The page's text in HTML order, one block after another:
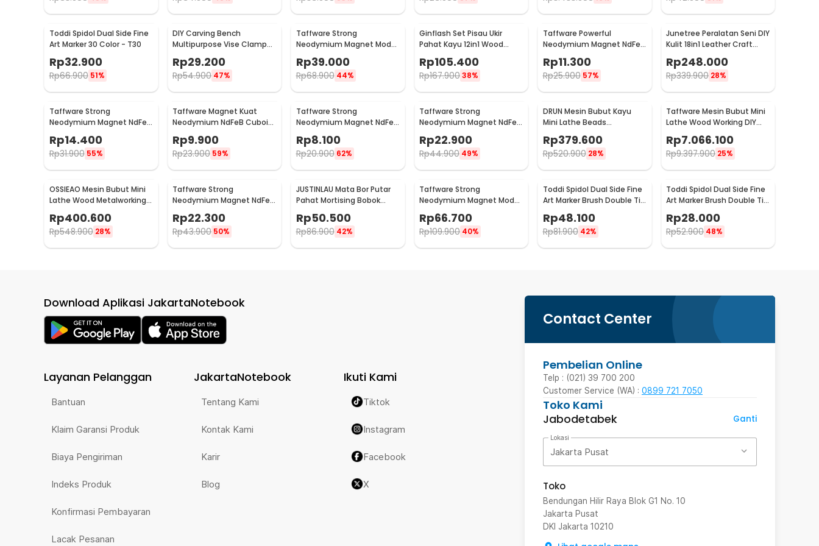
Toddi Spidol Dual Side Fine
Art Marker 30 Color - T30
Rp32.900
Rp66.900 51%
DIY Carving Bench
Multipurpose Vise Clamp
- 1267
Rp29.200
Rp54.900 47%
Taffware Strong
Neodymium Magnet Model
Bulat 48mm 85-90kg - TN6
Rp39.000
Rp68.900 44%
Ginflash Set Pisau Ukir
Pahat Kayu 12in1 Wood
Rp105.400
Rp167.90038%
Taffware Powerful
Neodymium Magnet NdFeB
N25 50 PCS - MG01
Rp11.300
Rp25.900 57%
Junetree Peralatan Seni DIY
Kulit 18in1 Leather Craft
Stitching Sewing - WA134
Rp248.000
Rp339.900 28%
Taffware Strong
Neodymium Magnet NdFeB
5 PCS - D21
Rp14.400
Rp31.900 55%
Taffware Magnet Kuat
Neodymium NdFeB Cuboid
Rp9.900
Rp23.900 59%
Taffware Strong
Neodymium Magnet NdFeB
N24 5x5x5mm 20 PCS -
F001699
Rp8.100
Rp20.900 62%
Taffware Strong
Neodymium Magnet NdFeB
F001699
Rp22.900
Rp44.900 49%
DRUN Mesin Bubut Kayu
Mini Lathe Beads
Woodworking 150W - X707
Rp379.600
Rp520.900 28%
Taffware Mesin Bubut Mini
Lathe Wood Working DIY
550W - MX0618
Rp7.066.100
Rp9.397.900 25%
OSSIEAO Mesin Bubut Mini
Lathe Wood Metalworking
DIY 80W - HS001
Rp400.600
Rp548.900 28%
Taffware Strong
Neodymium Magnet NdFeB
N25 10x3mm 30 PCS - D21
Rp22.300
Rp43.900 50%
JUSTINLAU Mata Bor Putar
Pahat Mortising Bobok
Rp50.500
Rp86.900 42%
Taffware Strong
Neodymium Magnet Model
Hook Bulat 48mm 80kg -
LNM48-3
Rp66.700
Rp109.900 40%
Toddi Spidol Dual Side Fine
Art Marker Brush Double Tip
1.0mm 6.0mm 48 Warna -
CY-006
Rp48.100
Rp81.900 42%
Toddi Spidol Dual Side Fine
Art Marker Brush Double Tip
1.0mm 6.0mm 24 Warna -
CY-006
Rp28.000
Rp52.900 48%
Contact Center
Pembelian Online
Telp : (021) 39 700 200
Customer Service (WA) : 0899 721 7050
Toko Kami
Jabodetabek
Ganti
Lokasi
Jakarta Pusat
Toko
Bendungan Hilir Raya Blok G1 No. 10
Jakarta Pusat
DKI Jakarta 10210
Download Aplikasi JakartaNotebook
Layanan Pelanggan
Bantuan
Klaim Garansi Produk
Biaya Pengiriman
Indeks Produk
Konfirmasi Pembayaran
Lacak Pesanan
JakartaNotebook
Tentang Kami
Kontak Kami
Karir
Blog
Ikuti Kami
Tiktok
Instagram
Facebook
X